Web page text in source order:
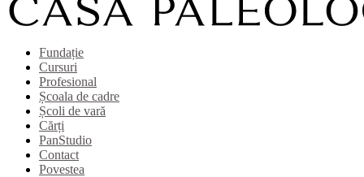
Fundație
Cursuri
Profesional
Școala de cadre
Școli de vară
Cărți
PanStudio
Contact
Povestea